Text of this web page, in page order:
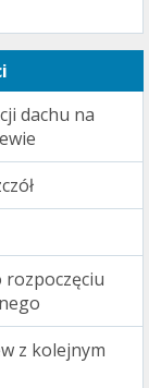
dachu na
rozpoczęciu
z kolejnym